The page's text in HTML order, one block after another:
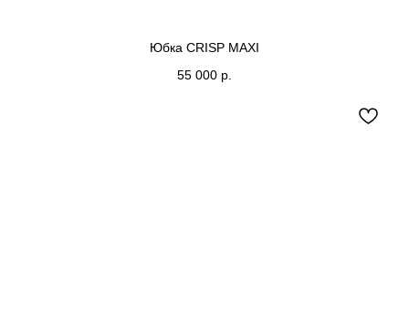
Юбка CRISP MAXI
55 000 р.